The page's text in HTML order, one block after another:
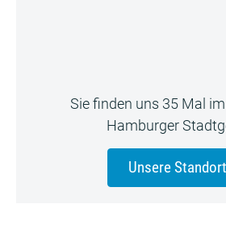
Sie finden uns 35 Mal
Hamburger
Unsere